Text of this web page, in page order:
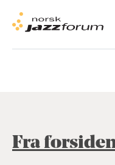
Fra